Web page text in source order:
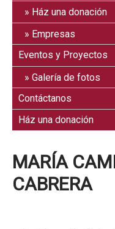
Ház una donación
Empresas
Eventos y Proyectos
Galería de fotos
Contáctanos
Ház una donación
MARÍA
CABRERA